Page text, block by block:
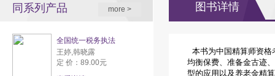
同系列产品 more >
全国统一税务执法
王婷,韩晓露
定 价：89.00元
图书详情
本书为中国精算师资格
均衡保费、准备金古迹
型的应用以及养老金精